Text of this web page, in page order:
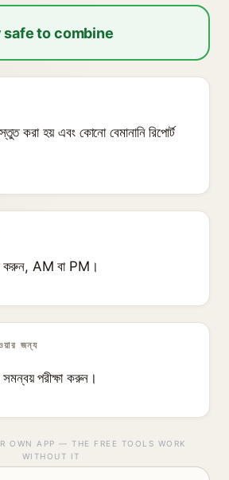
safe to combine
করা হয় এবং কোনো বেমানানি রিপোর্ট
করুন, AM বা PM।
জন্য
পরীক্ষা করুন।
OWN APP — THE FREE TOOLS WORK
WITHOUT IT